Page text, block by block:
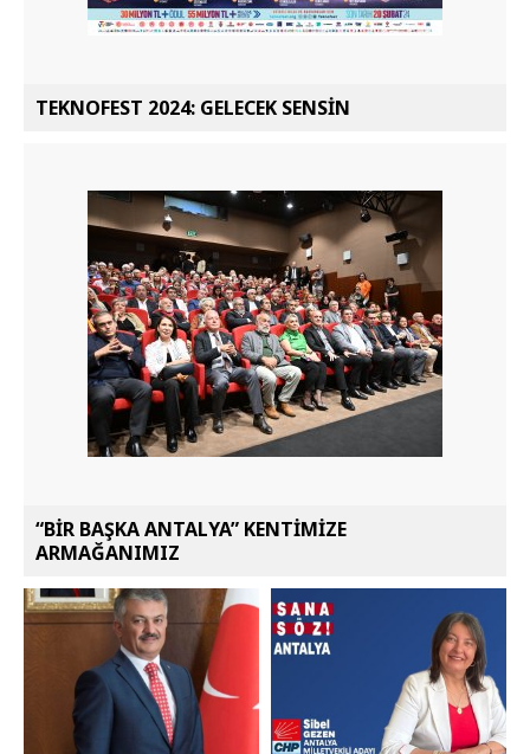
TEKNOFEST 2024: GELECEK SENSİN
“BİR BAŞKA ANTALYA” KENTİMİZE
ARMAĞANIMIZ